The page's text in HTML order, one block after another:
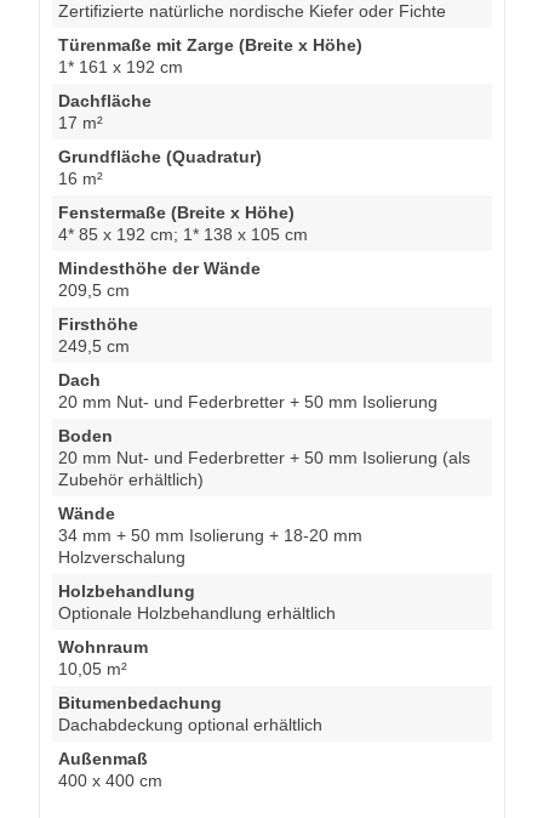
Zertifizierte natürliche nordische Kiefer oder Fichte
Türenmaße mit Zarge (Breite x Höhe)
1* 161 x 192 cm
Dachfläche
17 m²
Grundfläche (Quadratur)
16 m²
Fenstermaße (Breite x Höhe)
4* 85 x 192 cm; 1* 138 x 105 cm
Mindesthöhe der Wände
209,5 cm
Firsthöhe
249,5 cm
Dach
20 mm Nut- und Federbretter + 50 mm Isolierung
Boden
20 mm Nut- und Federbretter + 50 mm Isolierung (als
Zubehör erhältlich)
Wände
34 mm + 50 mm Isolierung + 18-20 mm
Holzverschalung
Holzbehandlung
Optionale Holzbehandlung erhältlich
Wohnraum
10,05 m²
Bitumenbedachung
Dachabdeckung optional erhältlich
Außenmaß
400 x 400 cm